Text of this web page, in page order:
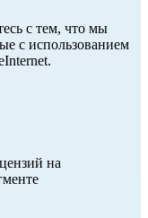
с тем, что мы
с использованием
на